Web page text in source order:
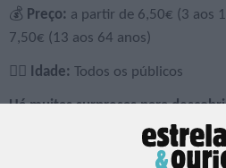
💰 Preço: a partir de 6,50€ (3 aos
7,50€ (13 aos 64 anos)
🙋‍♀️ Idade: Todos os públicos
Há muitas surpresas para
🎄 Mercado de Natal